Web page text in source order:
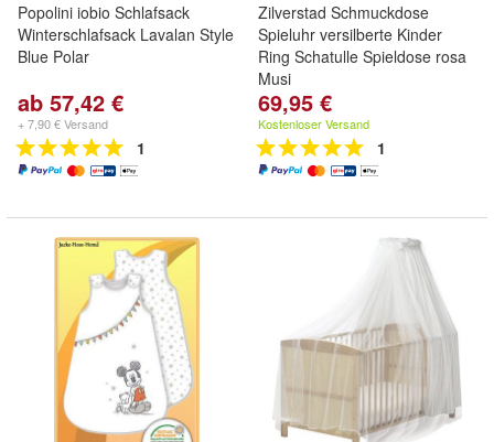
Popolini iobio Schlafsack
Winterschlafsack Lavalan Style
Blue Polar
ab 57,42 €
+ 7,90 € Versand
1
Zilverstad Schmuckdose
Spieluhr versilberte Kinder
Ring Schatulle Spieldose rosa
Musi
69,95 €
Kostenloser Versand
1